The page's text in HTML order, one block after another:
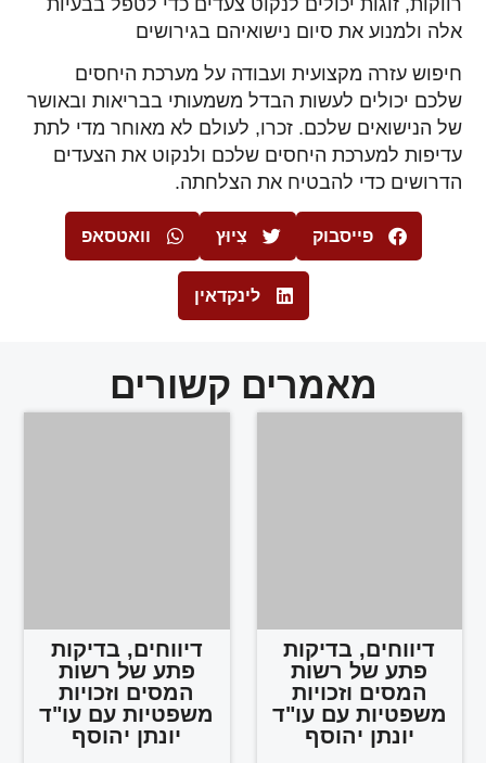
אלה ולמנוע את סיום נישואיהם בגירושים
חיפוש עזרה מקצועית ועבודה על מערכת היחסים
שלכם יכולים לעשות הבדל משמעותי בבריאות ובאושר
של הנישואים שלכם. זכרו, לעולם לא מאוחר מדי לתת
עדיפות למערכת היחסים שלכם ולנקוט את הצעדים
הדרושים כדי להבטיח את הצלחתה.
פייסבוק צִיוּץ וואטסאפ
לינקדאין
מאמרים קשורים
דיווחים, בדיקות
פתע של רשות
המסים וזכויות
משפטיות עם עו"ד
יונתן יהוסף
דיווחים, בדיקות
פתע של רשות
המסים וזכויות
משפטיות עם עו"ד
יונתן יהוסף